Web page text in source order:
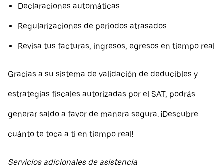
Declaraciones automáticas
Regularizaciones de periodos atrasados
Revisa tus facturas, ingresos, egresos en tiempo real
Gracias a su sistema de validación de deducibles y
estrategias fiscales autorizadas por el SAT, podrás
generar saldo a favor de manera segura. ¡Descubre
cuánto te toca a ti en tiempo real!
Servicios adicionales de asistencia